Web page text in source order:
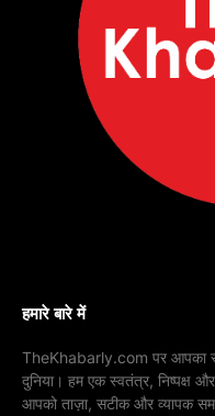
हमारे बारे में
TheKhabarly.com पर आपका
दुनिया। हम एक स्वतंत्र, निष्पक्ष
आपको ताज़ा, सटीक और व्यापक